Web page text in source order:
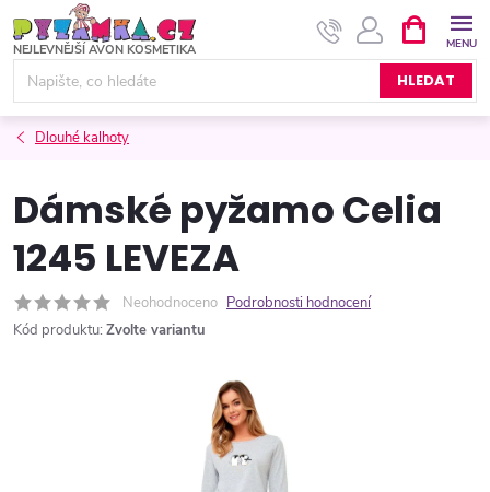
na
obsah
HLEDAT
NÁKUPNÍ
KOŠÍK
Dlouhé kalhoty
Dámské pyžamo Celia
1245 LEVEZA
Neohodnoceno Podrobnosti hodnocení
Kód produktu: Zvolte variantu